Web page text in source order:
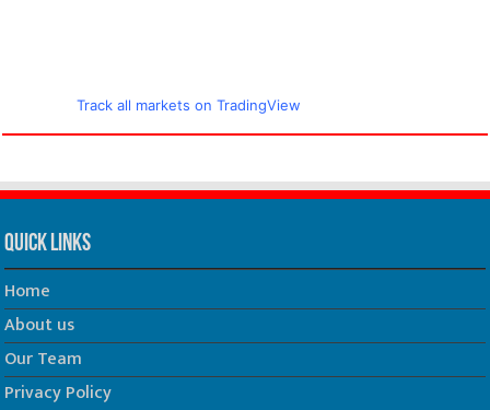
Track all markets on TradingView
Quick Links
Home
About us
Our Team
Privacy Policy